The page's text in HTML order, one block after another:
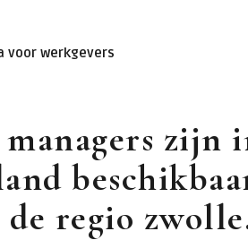
voor werkgevers
zijn
regio